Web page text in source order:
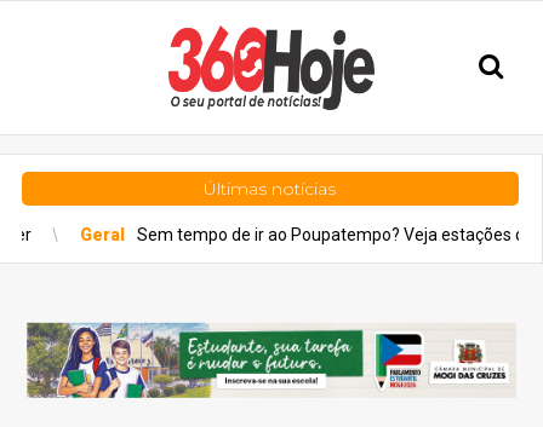
Últimas notícias
tempo de ir ao Poupatempo? Veja estações de Metrô com totens